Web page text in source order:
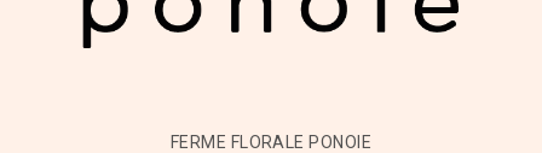
FERME FLORALE PONOIE